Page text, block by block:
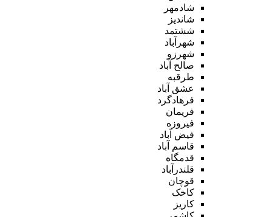
شادمهر
شاندیز
ششتمد
شهرآباد
شهرزو
صالح آباد
طرقبه
عشق آباد
فرهادگرد
فریمان
فیروزه
فیض آباد
قاسم آباد
قدمگاه
قلندرآباد
قوچان
کاخک
کاریز